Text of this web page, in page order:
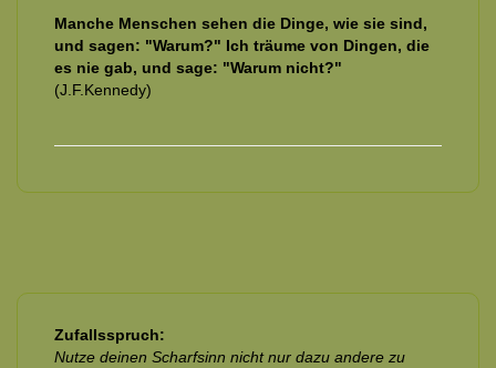
Manche Menschen sehen die Dinge, wie sie sind,
und sagen: "Warum?" Ich träume von Dingen, die
es nie gab, und sage: "Warum nicht?"
(J.F.Kennedy)
Zufallsspruch:
Nutze deinen Scharfsinn nicht nur dazu andere zu